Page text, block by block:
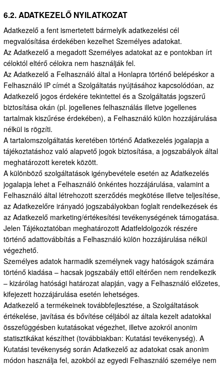
6.2. ADATKEZELŐ NYILATKOZAT
Adatkezelő a fent ismertetett bármelyik adatkezelési cél
megvalósítása érdekében kezelhet Személyes adatokat.
Az Adatkezelő a megadott Személyes adatokat az e pontokban írt
céloktól eltérő célokra nem használják fel.
Az Adatkezelő a Felhasználó által a Honlapra történő belépéskor a
Felhasználó IP címét a Szolgáltatás nyújtásához kapcsolódóan, az
Adatkezelő jogos érdekére tekintettel és a Szolgáltatás jogszerű
biztosítása okán (pl. jogellenes felhasználás illetve jogellenes
tartalmak kiszűrése érdekében), a Felhasználó külön hozzájárulása
nélkül is rögzíti.
A tartalomszolgáltatás keretében történő Adatkezelés jogalapja a
tájékoztatáshoz való alapvető jogok biztosítása, a jogszabályok által
meghatározott keretek között.
A különböző szolgáltatások igénybevétele esetén az Adatkezelés
jogalapja lehet a Felhasználó önkéntes hozzájárulása, valamint a
Felhasználó által létrehozott szerződés megkötése illetve teljesítése,
az Adatkezelőre irányadó jogszabályokban foglalt rendelkezések és
az Adatkezelő marketing/értékesítési tevékenységének támogatása.
Jelen Tájékoztatóban meghatározott Adatfeldolgozók részére
történő adattovábbítás a Felhasználó külön hozzájárulása nélkül
végezhető.
Személyes adatok harmadik személynek vagy hatóságok számára
történő kiadása – hacsak jogszabály ettől eltérően nem rendelkezik
– kizárólag hatósági határozat alapján, vagy a Felhasználó előzetes,
kifejezett hozzájárulása esetén lehetséges.
Adatkezelő a termékeinek továbbfejlesztése, a Szolgáltatások
értékelése, javítása és bővítése céljából az általa kezelt adatokkal
összefüggésben kutatásokat végezhet, illetve azokról anonim
statisztikákat készíthet (továbbiakban: Kutatási tevékenység). A
Kutatási tevékenység során Adatkezelő az adatokat csak anonim
módon használja fel, azokból az egyedi Felhasználó személye nem